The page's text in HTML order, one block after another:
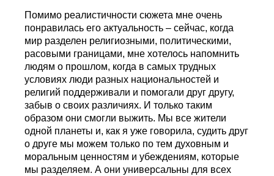
Помимо реалистичности сюжета мне очень
понравилась его актуальность – сейчас, когда
мир разделен религиозными, политическими,
расовыми границами, мне хотелось напомнить
людям о прошлом, когда в самых трудных
условиях люди разных национальностей и
религий поддерживали и помогали друг другу,
забыв о своих различиях. И только таким
образом они смогли выжить. Мы все жители
одной планеты и, как я уже говорила, судить друг
о друге мы можем только по тем духовным и
моральным ценностям и убеждениям, которые
мы разделяем. А они универсальны для всех